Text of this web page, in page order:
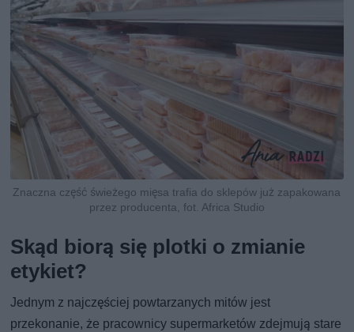
Znaczna część świeżego mięsa trafia do sklepów już zapakowana
przez producenta, fot. Africa Studio
Skąd biorą się plotki o zmianie
etykiet?
Jednym z najczęściej powtarzanych mitów jest
przekonanie, że pracownicy supermarketów zdejmują stare